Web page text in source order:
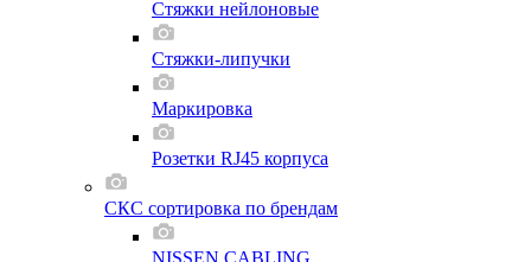
Стяжки нейлоновые
Стяжки-липучки
Маркировка
Розетки RJ45 корпуса
СКС сортировка по брендам
NISSEN CABLING